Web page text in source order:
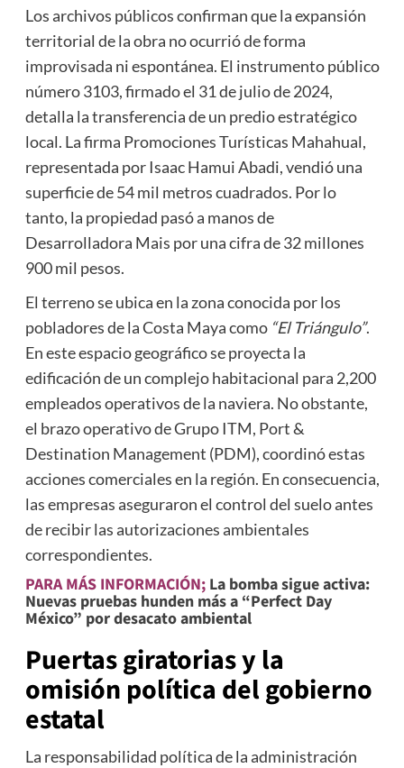
Los archivos públicos confirman que la expansión
territorial de la obra no ocurrió de forma
improvisada ni espontánea. El instrumento público
número 3103, firmado el 31 de julio de 2024,
detalla la transferencia de un predio estratégico
local. La firma Promociones Turísticas Mahahual,
representada por Isaac Hamui Abadi, vendió una
superficie de 54 mil metros cuadrados. Por lo
tanto, la propiedad pasó a manos de
Desarrolladora Mais por una cifra de 32 millones
900 mil pesos.
El terreno se ubica en la zona conocida por los
pobladores de la Costa Maya como “El Triángulo”.
En este espacio geográfico se proyecta la
edificación de un complejo habitacional para 2,200
empleados operativos de la naviera. No obstante,
el brazo operativo de Grupo ITM, Port &
Destination Management (PDM), coordinó estas
acciones comerciales en la región. En consecuencia,
las empresas aseguraron el control del suelo antes
de recibir las autorizaciones ambientales
correspondientes.
PARA MÁS INFORMACIÓN; La bomba sigue activa:
Nuevas pruebas hunden más a “Perfect Day
México” por desacato ambiental
Puertas giratorias y la
omisión política del gobierno
estatal
La responsabilidad política de la administración